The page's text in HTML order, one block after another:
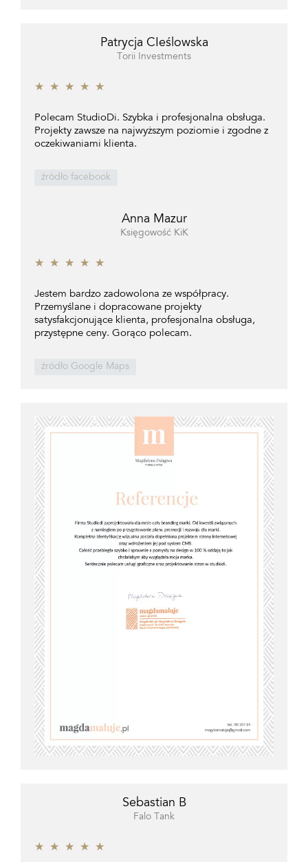
Patrycja CIeślowska
Torii Investments
★ ★ ★ ★ ★
Polecam StudioDi. Szybka i profesjonalna obsługa.
Projekty zawsze na najwyższym poziomie i zgodne z
oczekiwaniami klienta.
źródło facebook
Anna Mazur
Księgowość KiK
★ ★ ★ ★ ★
Jestem bardzo zadowolona ze współpracy.
Przemyślane i dopracowane projekty
satysfakcjonujące klienta, profesjonalna obsługa,
przystępne ceny. Gorąco polecam.
źródło Google Maps
Sebastian B
Falo Tank
★ ★ ★ ★ ★